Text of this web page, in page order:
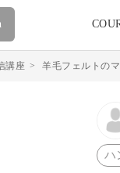
講座 > 羊毛フェルトの
ハ